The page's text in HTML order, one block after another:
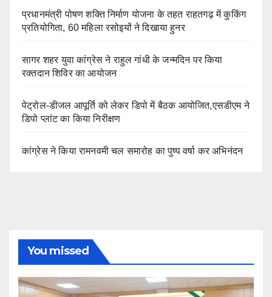
प्रधानमंत्री पोषण शक्ति निर्माण योजना के तहत राहतगढ़ में कुकिंग
प्रतियोगिता, 60 महिला रसोइयों ने दिखाया हुनर
सागर शहर युवा कांग्रेस ने राहुल गांधी के जन्मदिन पर किया
रक्तदान शिविर का आयोजन
पेट्रोल-डीजल आपूर्ति को लेकर डिपो में बैठक आयोजित,एसडीएम ने
डिपो प्लांट का किया निरीक्षण
कांग्रेस ने किया रामनवमी चल समारोह का पुष्प वर्षा कर अभिनंदन
You missed